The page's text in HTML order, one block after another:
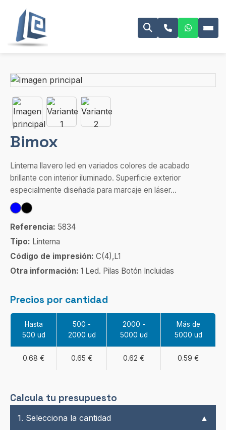
Bimox
Linterna llavero led en variados colores de acabado
brillante con interior iluminado. Superficie exterior
especialmente diseñada para marcaje en láser...
Referencia: 5834
Tipo: Linterna
Código de impresión: C(4),L1
Otra información: 1 Led. Pilas Botón Incluidas
Precios por cantidad
Hasta
500 ud
500 -
2000 ud
2000 -
5000 ud
Más de
5000 ud
0.68 € 0.65 € 0.62 € 0.59 €
Calcula tu presupuesto
1. Selecciona la cantidad ▲